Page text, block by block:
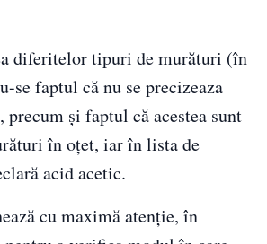
diferitelor tipuri de murături (în
se faptul că nu se precizeaza
și faptul că acestea sunt
în oțet, iar în lista de
acid acetic.
cu maximă atenție, în